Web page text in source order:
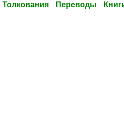
Толкования Переводы